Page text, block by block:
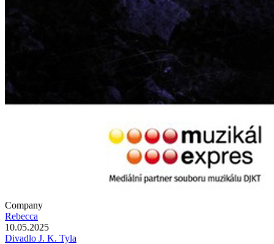
Company
Rebecca
10.05.2025
Divadlo J. K. Tyla